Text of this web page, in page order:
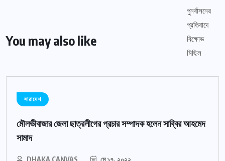
You may also like
সারাদেশ
মৌলভীবাজার জেলা ছাত্রলীগের প্রচার সম্পাদক হলেন সাব্বির আহমেদ
সামাদ
DHAKA CANVAS মে ১৭, ২০২২